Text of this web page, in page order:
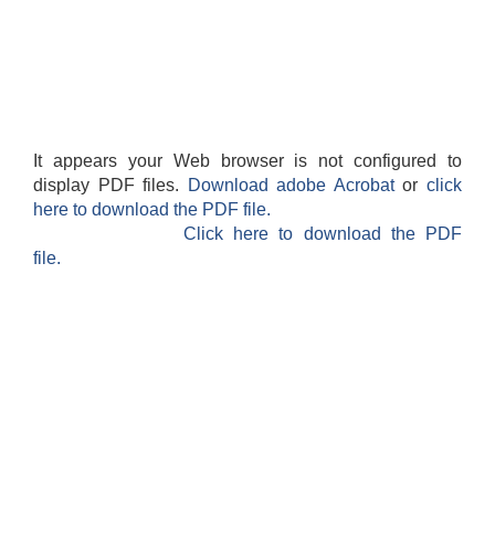
It appears your Web browser is not configured to
display PDF files.
Download adobe Acrobatorclick
here to download the PDF file.
Click here to download the PDF
file.